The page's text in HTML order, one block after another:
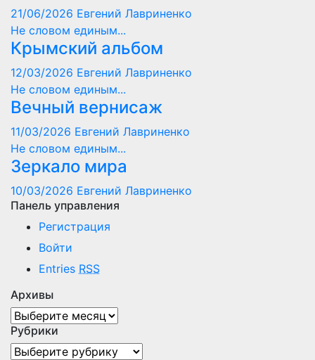
21/06/2026 Евгений Лавриненко
Не словом единым...
Крымский альбом
12/03/2026 Евгений Лавриненко
Не словом единым...
Вечный вернисаж
11/03/2026 Евгений Лавриненко
Не словом единым...
Зеркало мира
10/03/2026 Евгений Лавриненко
Панель управления
Регистрация
Войти
Entries RSS
Архивы
Архивы
Рубрики
Рубрики